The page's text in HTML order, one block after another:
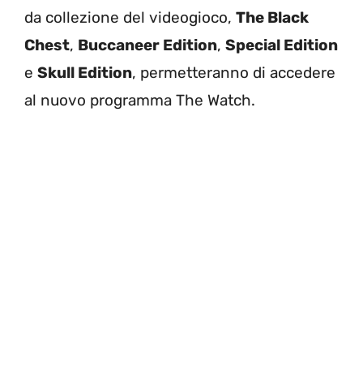
da collezione del videogioco, The Black
Chest, Buccaneer Edition, Special Edition
e Skull Edition, permetteranno di accedere
al nuovo programma The Watch.